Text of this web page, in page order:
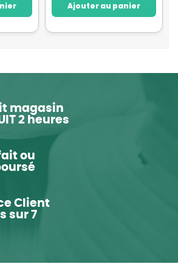
Ajouter au panier
magasin
2 heures
ou
Client
sur 7